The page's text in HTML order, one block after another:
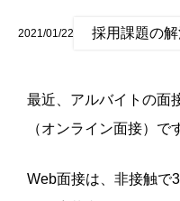
2021/01/22 採用課題の
最近、アルバイトの面
（オンライン面接）で
Web面接は、非接触で